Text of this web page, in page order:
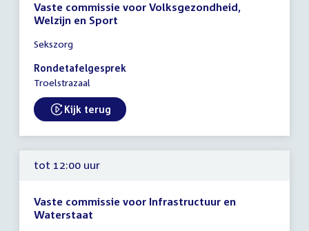
Vaste commissie voor Volksgezondheid,
Welzijn en Sport
vergadering
12:00
-
uur
Sekszorg
Rondetafelgesprek
Troelstrazaal
External link:
Kijk terug
tot 12:00 uur
Vaste commissie voor Infrastructuur en
Waterstaat